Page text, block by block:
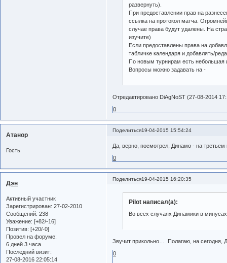
развернуть).
При предоставлении прав на
ссылка на протокол матча.
случае права будут удалены. На
изучите)
Если предоставлены права на
табличке календаря и добавлять/
По новым турнирам есть небольшая
Вопросы можно задавать на -
Отредактировано DiAgNoST (27-08-2014
0
Поделиться19-04-2015 15:54:24
Атанор
Гость
Да, верно, посмотрел, Динамо - на
0
Поделиться19-04-2015 16:20:35
Дэн
Активный участник
Зарегистрирован: 27-02-2010
Сообщений: 238
Уважение: [+82/-16]
Позитив: [+20/-0]
Провел на форуме:
6 дней 3 часа
Последний визит:
27-08-2016 22:05:14
Pilot написал(а):
Во всех случаях Динамики в
Звучит прикольно… Полагаю, на сегодня,
0